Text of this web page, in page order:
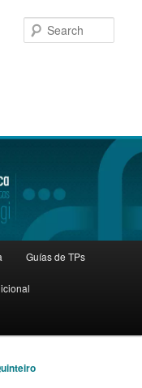
Guías de TPs